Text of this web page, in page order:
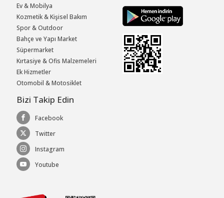
Ev & Mobilya
Kozmetik & Kişisel Bakım
Spor & Outdoor
Bahçe ve Yapı Market
Süpermarket
Kırtasiye & Ofis Malzemeleri
Ek Hizmetler
Otomobil & Motosiklet
Bizi Takip Edin
Facebook
Twitter
Instagram
Youtube